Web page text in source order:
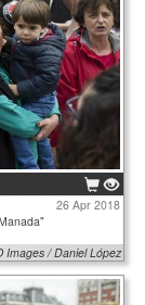
26 Apr 2018
Images / Daniel López